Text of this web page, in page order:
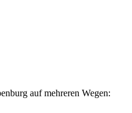
auf mehreren Wegen: